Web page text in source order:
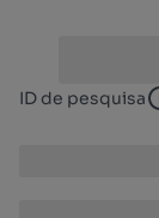
ID de pesquisa